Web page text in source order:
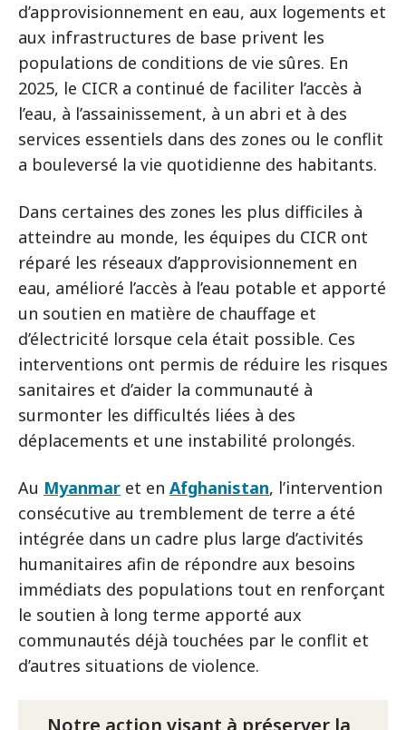
d’approvisionnement en eau, aux logements et
aux infrastructures de base privent les
populations de conditions de vie sûres. En
2025, le CICR a continué de faciliter l’accès à
l’eau, à l’assainissement, à un abri et à des
services essentiels dans des zones ou le conflit
a bouleversé la vie quotidienne des habitants.
Dans certaines des zones les plus difficiles à
atteindre au monde, les équipes du CICR ont
réparé les réseaux d’approvisionnement en
eau, amélioré l’accès à l’eau potable et apporté
un soutien en matière de chauffage et
d’électricité lorsque cela était possible. Ces
interventions ont permis de réduire les risques
sanitaires et d’aider la communauté à
surmonter les difficultés liées à des
déplacements et une instabilité prolongés.
Au Myanmar et en Afghanistan, l’intervention
consécutive au tremblement de terre a été
intégrée dans un cadre plus large d’activités
humanitaires afin de répondre aux besoins
immédiats des populations tout en renforçant
le soutien à long terme apporté aux
communautés déjà touchées par le conflit et
d’autres situations de violence.